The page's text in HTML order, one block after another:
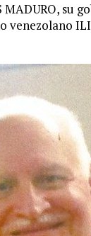
su
venezolano